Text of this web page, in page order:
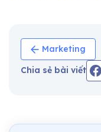
Marketing
Chia sẻ bài viết